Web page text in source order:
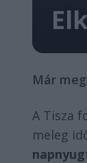
Már
A Tisza
meleg